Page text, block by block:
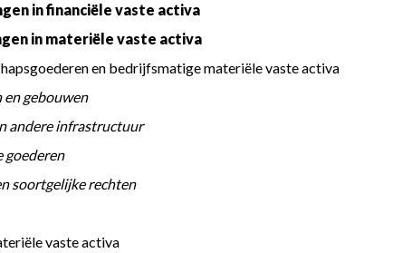
in financiële vaste activa
in materiële vaste activa
en bedrijfsmatige materiële vaste activa
en gebouwen
en andere infrastructuur
goederen
en soortgelijke rechten
vaste activa